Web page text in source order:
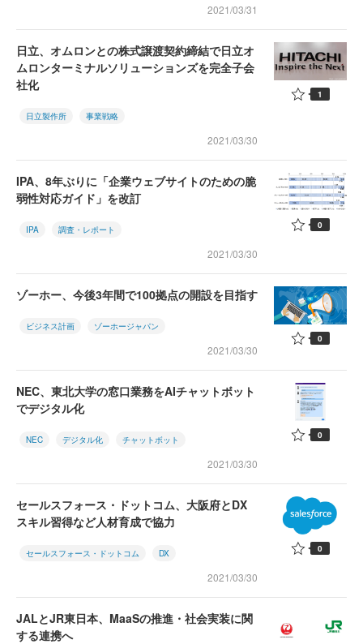
2021/03/31
日立、オムロンとの株式譲渡契約締結で日立オ
ムロンターミナルソリューションズを完全子会
社化
日立製作所 事業戦略
2021/03/30
1
IPA、8年ぶりに「企業ウェブサイトのための脆
弱性対応ガイド」を改訂
IPA 調査・レポート
2021/03/30
0
ゾーホー、今後3年間で100拠点の開設を目指す
ビジネス計画 ゾーホージャパン
2021/03/30
0
NEC、東北大学の窓口業務をAIチャットボット
でデジタル化
NEC デジタル化 チャットボット
2021/03/30
0
セールスフォース・ドットコム、大阪府とDX
スキル習得など人材育成で協力
セールスフォース・ドットコム DX
2021/03/30
0
JALとJR東日本、MaaSの推進・社会実装に関
する連携へ